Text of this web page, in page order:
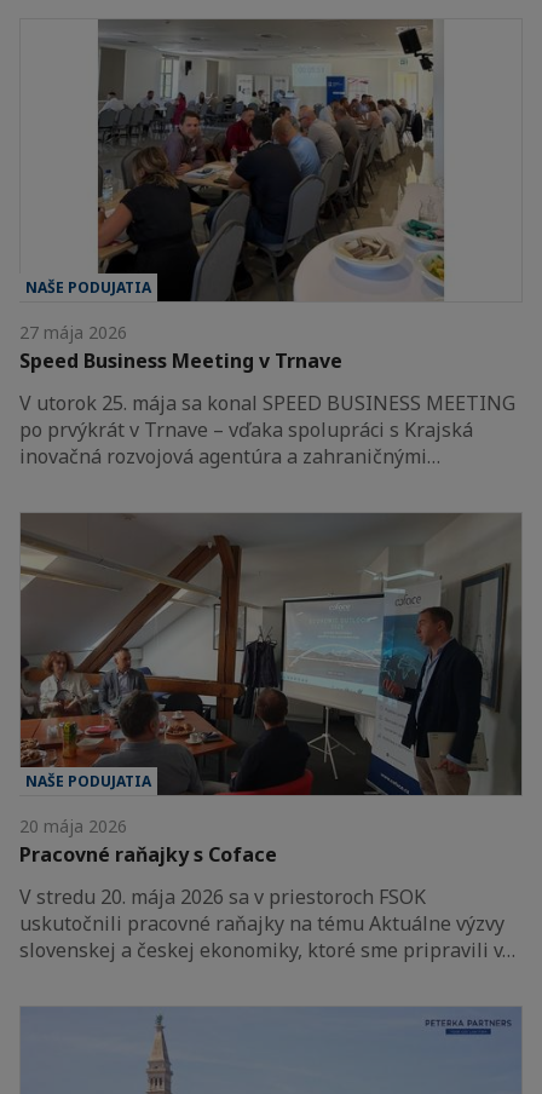
NAŠE PODUJATIA
27 mája 2026
Speed Business Meeting v Trnave
V utorok 25. mája sa konal SPEED BUSINESS MEETING
po prvýkrát v Trnave – vďaka spolupráci s Krajská
inovačná rozvojová agentúra a zahraničnými…
NAŠE PODUJATIA
20 mája 2026
Pracovné raňajky s Coface
V stredu 20. mája 2026 sa v priestoroch FSOK
uskutočnili pracovné raňajky na tému Aktuálne výzvy
slovenskej a českej ekonomiky, ktoré sme pripravili v…